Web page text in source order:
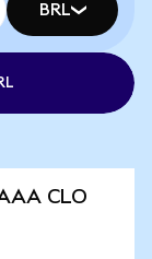
BRL
CLO